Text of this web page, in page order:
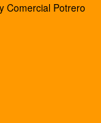
Comercial Potrero